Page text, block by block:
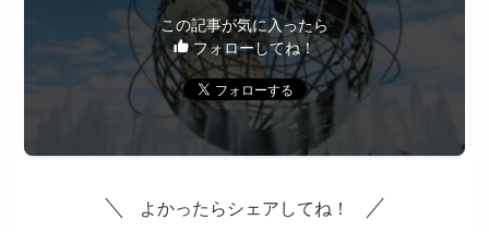
この記事が気に入ったら
フォローしてね！
よかったらシェアしてね！